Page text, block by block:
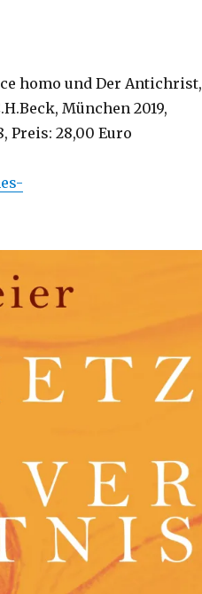
homo und Der Antichrist,
München 2019,
Preis: 28,00 Euro